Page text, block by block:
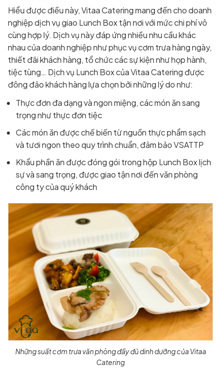
Hiểu được điều này, Vitaa Catering mang đến cho doanh
nghiệp dịch vụ giao Lunch Box tận nơi với mức chi phí vô
cùng hợp lý. Dịch vụ này đáp ứng nhiều nhu cầu khác
nhau của doanh nghiệp như phục vụ cơm trưa hàng ngày,
thiết đãi khách hàng, tổ chức các sự kiện như họp hành,
tiệc tùng… Dịch vụ Lunch Box của Vitaa Catering được
đông đảo khách hàng lựa chọn bởi những lý do như:
Thực đơn đa dạng và ngon miệng, các món ăn sang
trọng như thực đơn tiệc
Các món ăn được chế biến từ nguồn thực phẩm sạch
và tươi ngon theo quy trình chuẩn, đảm bảo VSATTP
Khẩu phần ăn được đóng gói trong hộp Lunch Box lịch
sự và sang trọng, được giao tận nơi đến văn phòng
công ty của quý khách
Những suất cơm trưa văn phòng đầy đủ dinh dưỡng của Vitaa
Catering